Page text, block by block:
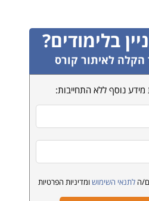
בלימודים?
הקלה לאיתור קורס
נוסף ללא התחייבות:
הלתנאי השימוש ומדיניות הפרטיות